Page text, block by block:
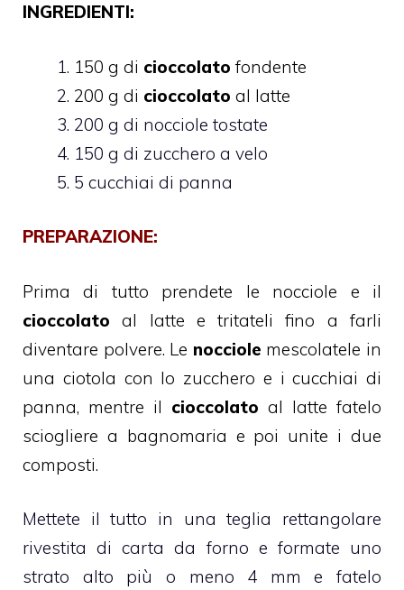
INGREDIENTI:
150 g di cioccolato fondente
200 g di cioccolato al latte
200 g di nocciole tostate
150 g di zucchero a velo
5 cucchiai di panna
PREPARAZIONE:
Prima di tutto prendete le nocciole e il
cioccolato al latte e tritateli fino a farli
diventare polvere. Le nocciole mescolatele in
una ciotola con lo zucchero e i cucchiai di
panna, mentre il cioccolato al latte fatelo
sciogliere a bagnomaria e poi unite i due
composti.
Mettete il tutto in una teglia rettangolare
rivestita di carta da forno e formate uno
strato alto più o meno 4 mm e fatelo